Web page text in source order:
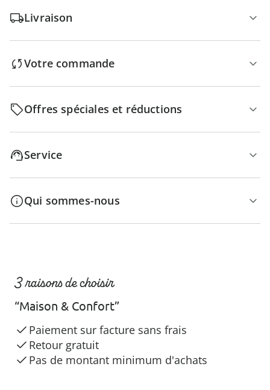
Livraison
Votre commande
Offres spéciales et réductions
Service
Qui sommes-nous
3 raisons de choisir
“Maison & Confort”
Paiement sur facture sans frais
Retour gratuit
Pas de montant minimum d'achats